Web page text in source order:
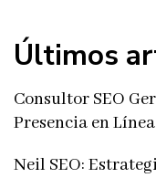
Últimos
Consultor SEO
Presencia en Línea
Neil SEO: